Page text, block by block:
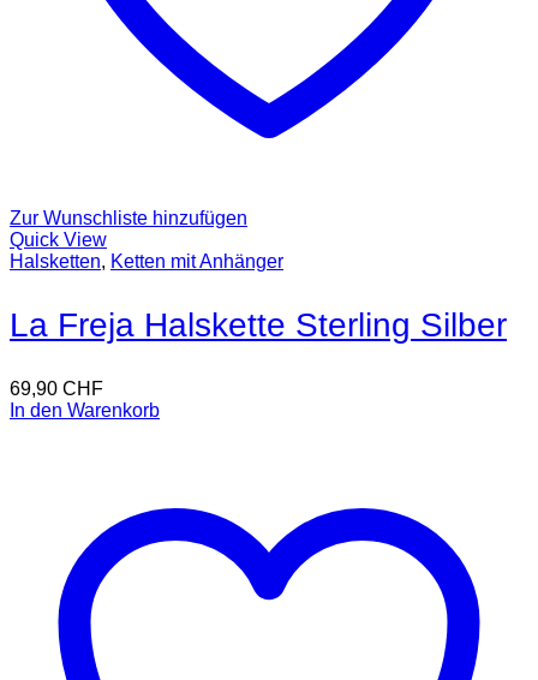
Zur Wunschliste hinzufügen
Quick View
Halsketten, Ketten mit Anhänger
La Freja Halskette Sterling Silber
69,90 CHF
In den Warenkorb